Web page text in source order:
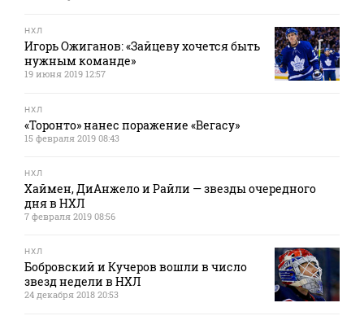
НХЛ
Игорь Ожиганов: «Зайцеву хочется быть
нужным команде»
19 июня 2019 12:57
НХЛ
«Торонто» нанес поражение «Вегасу»
15 февраля 2019 08:43
НХЛ
Хаймен, ДиАнжело и Райли — звезды очередного
дня в НХЛ
7 февраля 2019 08:56
НХЛ
Бобровский и Кучеров вошли в число
звезд недели в НХЛ
24 декабря 2018 20:53